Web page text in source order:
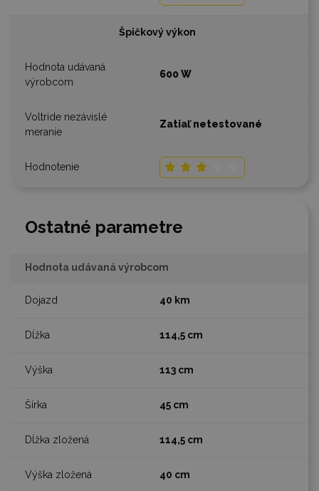
Špičkový výkon
600 W
Zatiaľ netestované
Ostatné parametre
Hodnota udávaná výrobcom
40 km
114,5 cm
113 cm
45 cm
114,5 cm
40 cm